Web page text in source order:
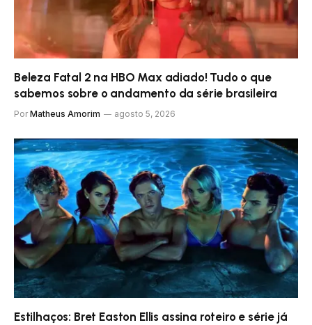
Beleza Fatal 2 na HBO Max adiado! Tudo o que
sabemos sobre o andamento da série brasileira
Por Matheus Amorim agosto 5, 2026
Estilhaços: Bret Easton Ellis assina roteiro e série já